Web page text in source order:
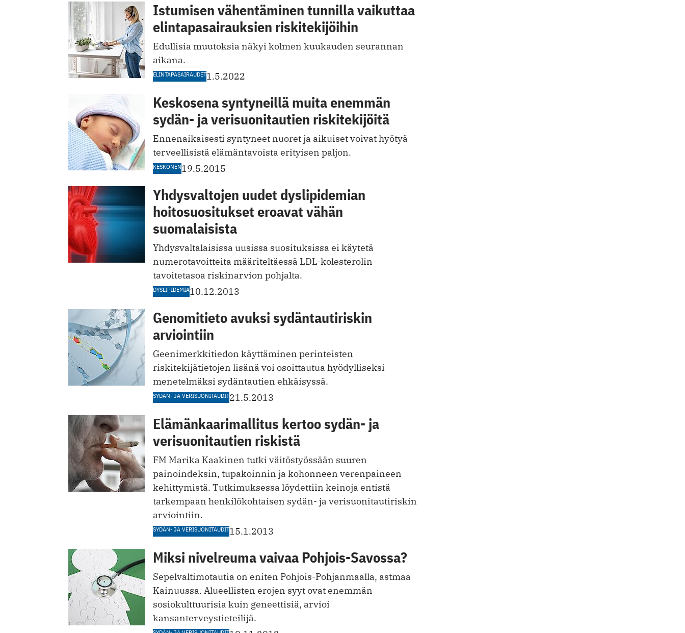
Istumisen vähentäminen tunnilla vaikuttaa
elintapasairauksien riskitekijöihin
Edullisia muutoksia näkyi kolmen kuukauden seurannan
aikana.
ELINTAPASAIRAUDET1.5.2022
Keskosena syntyneillä muita enemmän
sydän- ja verisuonitautien riskitekijöitä
Ennenaikaisesti syntyneet nuoret ja aikuiset voivat hyötyä
terveellisistä elämäntavoista erityisen paljon.
KESKONEN19.5.2015
Yhdysvaltojen uudet dyslipidemian
hoitosuositukset eroavat vähän
suomalaisista
Yhdysvaltalaisissa uusissa suosituksissa ei käytetä
numerotavoitteita määriteltäessä LDL-kolesterolin
tavoitetasoa riskinarvion pohjalta.
DYSLIPIDEMIA10.12.2013
Genomitieto avuksi sydäntautiriskin
arviointiin
Geenimerkkitiedon käyttäminen perinteisten
riskitekijätietojen lisänä voi osoittautua hyödylliseksi
menetelmäksi sydäntautien ehkäisyssä.
SYDÄN- JA VERISUONITAUDIT21.5.2013
Elämänkaarimallitus kertoo sydän- ja
verisuonitautien riskistä
FM Marika Kaakinen tutki väitöstyössään suuren
painoindeksin, tupakoinnin ja kohonneen verenpaineen
kehittymistä. Tutkimuksessa löydettiin keinoja entistä
tarkempaan henkilökohtaisen sydän- ja verisuonitautiriskin
arviointiin.
SYDÄN- JA VERISUONITAUDIT15.1.2013
Miksi nivelreuma vaivaa Pohjois-Savossa?
Sepelvaltimotautia on eniten Pohjois-Pohjanmaalla, astmaa
Kainuussa. Alueellisten erojen syyt ovat enemmän
sosiokulttuurisia kuin geneettisiä, arvioi
kansanterveystieteilijä.